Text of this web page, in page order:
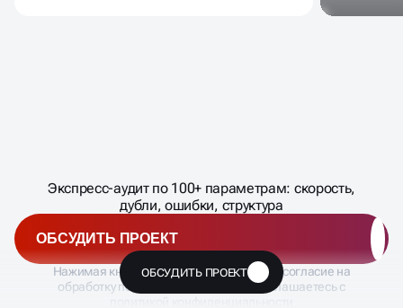
�
Экспресс-аудит по 100+ параметрам: скорость,
дубли, ошибки, структура
ОБСУДИТЬ ПРОЕКТ
Нажимая кнопку «Отправить», Вы даете согласие на
обработку персональных данных и соглашаетесь с
ОБСУДИТЬ ПРОЕКТ